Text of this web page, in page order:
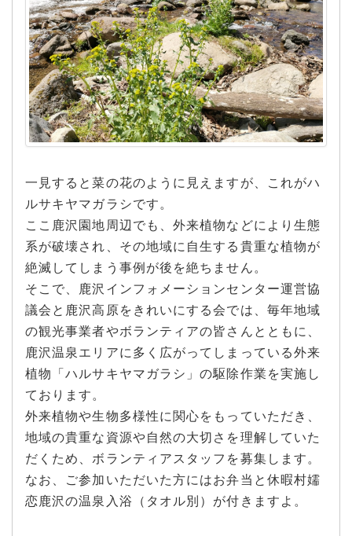
一見すると菜の花のように見えますが、これがハ
ルサキヤマガラシです。
ここ鹿沢園地周辺でも、外来植物などにより生態
系が破壊され、その地域に自生する貴重な植物が
絶滅してしまう事例が後を絶ちません。
そこで、鹿沢インフォメーションセンター運営協
議会と鹿沢高原をきれいにする会では、毎年地域
の観光事業者やボランティアの皆さんとともに、
鹿沢温泉エリアに多く広がってしまっている外来
植物「ハルサキヤマガラシ」の駆除作業を実施し
ております。
外来植物や生物多様性に関心をもっていただき、
地域の貴重な資源や自然の大切さを理解していた
だくため、ボランティアスタッフを募集します。
なお、ご参加いただいた方にはお弁当と休暇村嬬
恋鹿沢の温泉入浴（タオル別）が付きますよ。